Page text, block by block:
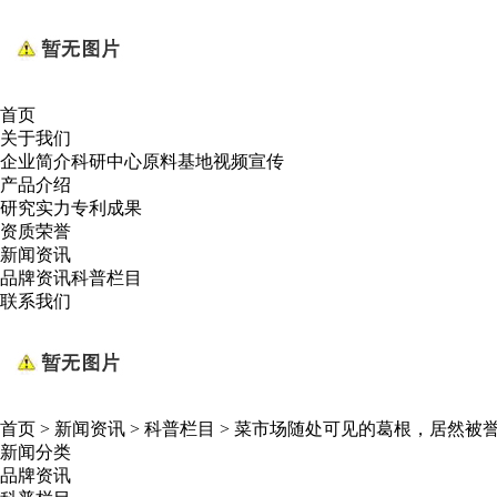
首页
关于我们
企业简介科研中心原料基地视频宣传
产品介绍
研究实力专利成果
资质荣誉
新闻资讯
品牌资讯科普栏目
联系我们
首页 > 新闻资讯 > 科普栏目 > 菜市场随处可见的葛根，居然被
新闻分类
品牌资讯